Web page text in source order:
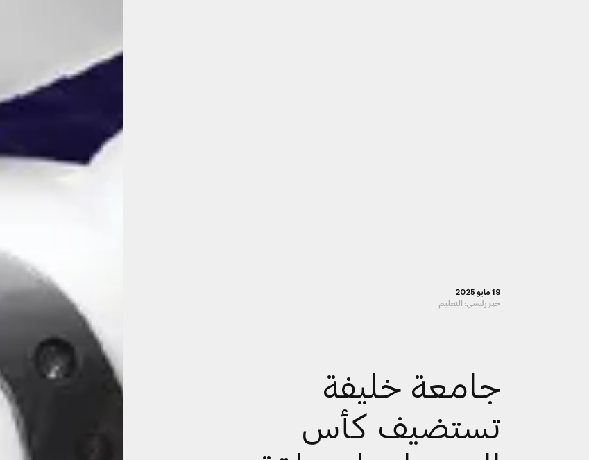
19 مايو 2025
خبر رئيسي: التعليم
جامعة خليفة
تستضيف كأس